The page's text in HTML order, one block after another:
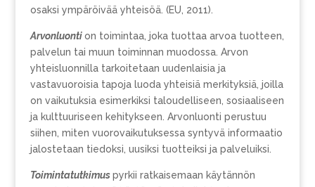
osaksi ympäröivää yhteisöä. (EU, 2011).
Arvonluonti on toimintaa, joka tuottaa arvoa tuotteen,
palvelun tai muun toiminnan muodossa. Arvon
yhteisluonnilla tarkoitetaan uudenlaisia ja
vastavuoroisia tapoja luoda yhteisiä merkityksiä, joilla
on vaikutuksia esimerkiksi taloudelliseen, sosiaaliseen
ja kulttuuriseen kehitykseen. Arvonluonti perustuu
siihen, miten vuorovaikutuksessa syntyvä informaatio
jalostetaan tiedoksi, uusiksi tuotteiksi ja palveluiksi.
Toimintatutkimus pyrkii ratkaisemaan käytännön